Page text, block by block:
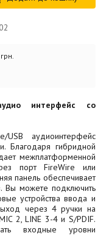
интерфейс со
аудиоинтерфейс
Благодаря гибридной
межплатформенной
порт FireWire или
панель обеспечивает
Вы можете подключить
устройства ввода и
через 4 ручки на
2, LINE 3-4 и S/PDIF.
входные уровни